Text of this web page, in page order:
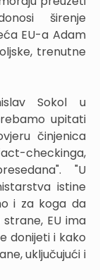
širenje
EU-a Adam
trenutne
Sokol u
upitati
činjenica
checkinga,
"U
istine
i za koga da
EU ima
donijeti i kako
uključujući i